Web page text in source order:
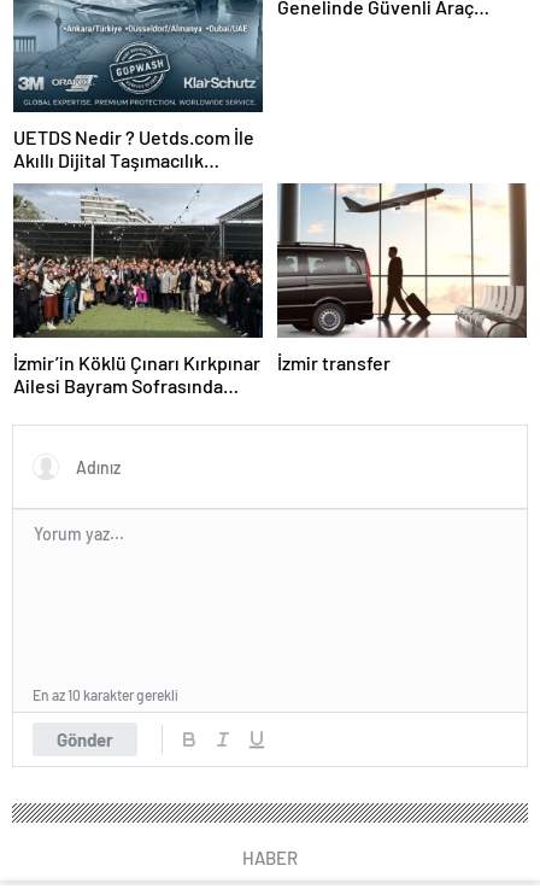
UETDS Nedir ? Uetds.com İle
Akıllı Dijital Taşımacılık
Yazılımı
Genelinde Güvenli Araç
İzmir’in Köklü Çınarı Kırkpınar
Ailesi Bayram Sofrasında
İzmir transfer
Gönder
En az 10 karakter gerekli
HABER